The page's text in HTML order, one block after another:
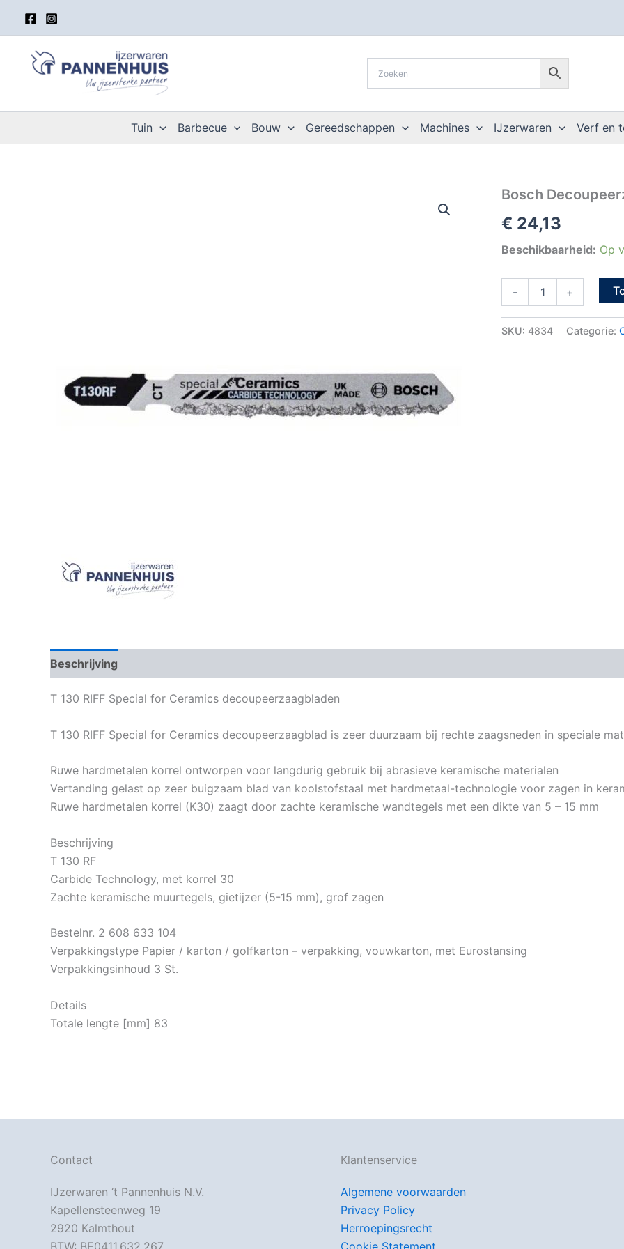
inhoud
Tuin Barbecue Bouw Gereedschappen Machines IJzerwaren Verf en
Bosch
€ 24,13
Beschikbaarheid: Op
-
Bosch
Decoupeerzaagblad
T130
RF
special
aantal
+
SKU: 4834 Categorie:
Beschrijving
T 130 RIFF Special for Ceramics decoupeerzaagbladen
T 130 RIFF Special for Ceramics decoupeerzaagblad is zeer duurzaam bij rechte zaagsneden in speciale
Ruwe hardmetalen korrel ontworpen voor langdurig gebruik bij abrasieve keramische materialen
Vertanding gelast op zeer buigzaam blad van koolstofstaal met hardmetaal-technologie voor zagen in
Ruwe hardmetalen korrel (K30) zaagt door zachte keramische wandtegels met een dikte van 5 – 15 mm
Beschrijving
T 130 RF
Carbide Technology, met korrel 30
Zachte keramische muurtegels, gietijzer (5-15 mm), grof zagen
Bestelnr. 2 608 633 104
Verpakkingstype Papier / karton / golfkarton – verpakking, vouwkarton, met Eurostansing
Verpakkingsinhoud 3 St.
Details
Totale lengte [mm] 83
Contact
IJzerwaren ‘t Pannenhuis N.V.
Kapellensteenweg 19
2920 Kalmthout
BTW: BE0411.632.267
Klantenservice
Algemene voorwaarden
Privacy Policy
Herroepingsrecht
Cookie Statement